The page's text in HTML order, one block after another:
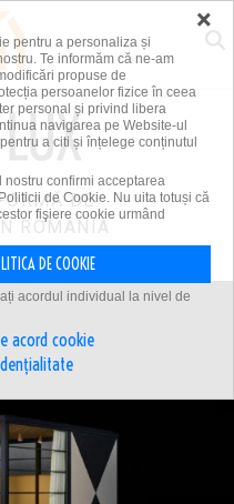
DE
ROMÂNIA
×
pentru a personaliza și
Te informăm că ne-am
propuse de
persoanelor fizice în ceea
personal și privind libera
navigarea pe Website-ul
a citi și înțelege conținutul
confirmi acceptarea
de Cookie. Nu uita totuși că
fişiere cookie urmând
DE COOKIE
acordul individual la nivel de
acord cookie